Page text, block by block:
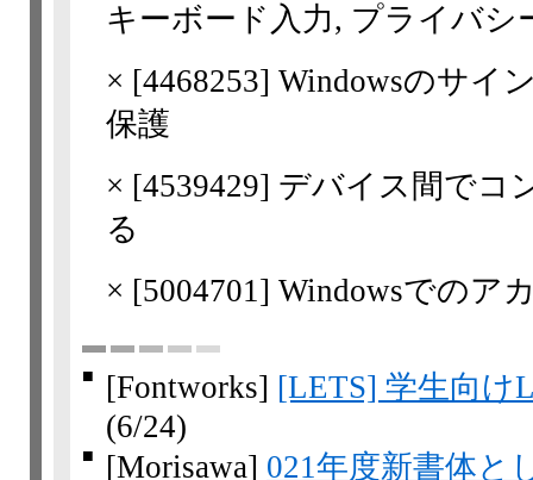
キーボード入力, プライバシ
× [4468253] Windowsのサイ
保護
× [4539429] デバイス間でコ
る
× [5004701] Windowsでのア
■ [Fontworks] [LETS] 学生向け
(6/24)
■ [Morisawa] 021年度新書体と